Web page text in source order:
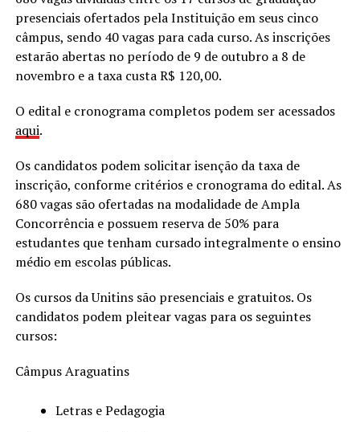
presenciais ofertados pela Instituição em seus cinco
câmpus, sendo 40 vagas para cada curso. As inscrições
estarão abertas no período de 9 de outubro a 8 de
novembro e a taxa custa R$ 120,00.
O edital e cronograma completos podem ser acessados
aqui.
Os candidatos podem solicitar isenção da taxa de
inscrição, conforme critérios e cronograma do edital. As
680 vagas são ofertadas na modalidade de Ampla
Concorrência e possuem reserva de 50% para
estudantes que tenham cursado integralmente o ensino
médio em escolas públicas.
Os cursos da Unitins são presenciais e gratuitos. Os
candidatos podem pleitear vagas para os seguintes
cursos:
Câmpus Araguatins
Letras e Pedagogia